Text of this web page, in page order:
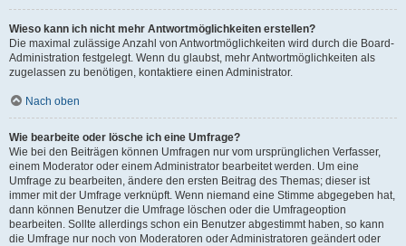
Wieso kann ich nicht mehr Antwortmöglichkeiten erstellen?
Die maximal zulässige Anzahl von Antwortmöglichkeiten wird durch die Board-
Administration festgelegt. Wenn du glaubst, mehr Antwortmöglichkeiten als
zugelassen zu benötigen, kontaktiere einen Administrator.
Nach oben
Wie bearbeite oder lösche ich eine Umfrage?
Wie bei den Beiträgen können Umfragen nur vom ursprünglichen Verfasser,
einem Moderator oder einem Administrator bearbeitet werden. Um eine
Umfrage zu bearbeiten, ändere den ersten Beitrag des Themas; dieser ist
immer mit der Umfrage verknüpft. Wenn niemand eine Stimme abgegeben hat,
dann können Benutzer die Umfrage löschen oder die Umfrageoption
bearbeiten. Sollte allerdings schon ein Benutzer abgestimmt haben, so kann
die Umfrage nur noch von Moderatoren oder Administratoren geändert oder